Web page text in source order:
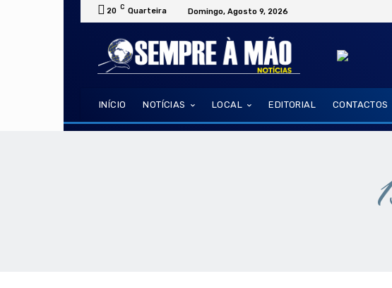
20 C Quarteira Domingo, Agosto 9, 2026
INÍCIO NOTÍCIAS LOCAL EDITORIAL CONTACTOS